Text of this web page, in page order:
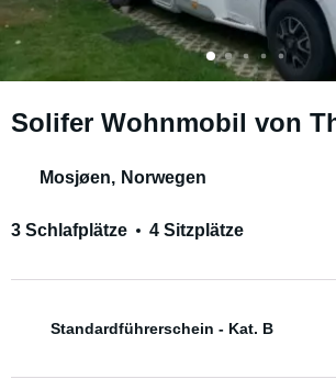
Solifer Wohnmobil von
Mosjøen, Norwegen
3 Schlafplätze 4 Sitzplätze
Standardführerschein - Kat. B